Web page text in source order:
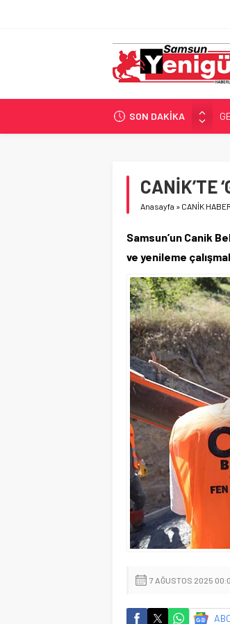
SON DAKİKA
CANİK’TE
Anasayfa » CANİK
Samsun’un Canik
ve yenileme
7 AĞUSTOS 2025